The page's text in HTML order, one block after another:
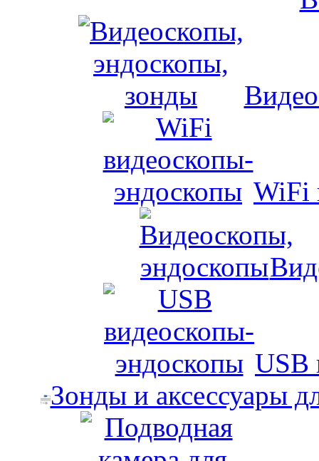
WiFi
USB
Зонды и аксессуары